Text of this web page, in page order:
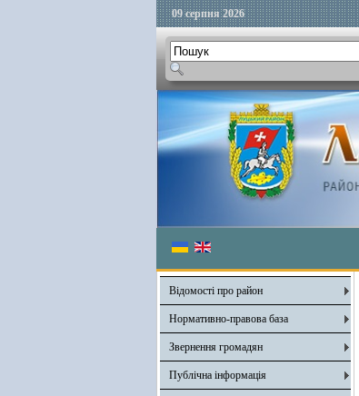
09 серпня 2026
Відомості про район
Нормативно-правова база
Звернення громадян
Публічна інформація